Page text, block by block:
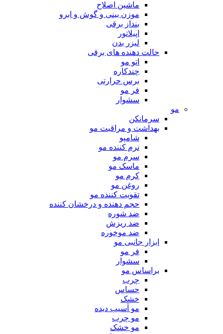
ماشین اصلاح
موزن بینی و گوش و ابرو
بنداز برقی
اپیلاتور
لیزر بدن
حالت دهنده های برقی
اتو مو
چندکاره
برس حرارتی
فر مو
سشوار
مو
سرمانکن
بهداشت و مراقبت مو
شامپو
نرم کننده مو
سرم مو
ماسک مو
کرم مو
روغن مو
تقویت کننده مو
حجم دهنده و درخشان کننده
ضد شوره
ضد ریزش
ضد موخوره
ابزار جانبی مو
فر مو
سشوار
براساس مو
چرب
حساس
خشک
مو آسیب دیده
مو چرب
مو خشک